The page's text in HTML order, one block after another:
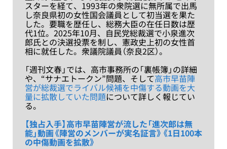
スターを経て、1993年の衆院選に無所属で出馬
し奈良県初の女性国会議員として初当選を果た
した。要職を歴任し、総務大臣の在任日数は歴
代1位。2025年10月、自民党総裁選で小泉進次
郎氏との決選投票を制し、憲政史上初の女性首
相に就任した。衆議院議員（奈良2区）。
「週刊文春」では、高市事務所の「裏帳簿」の詳細
や、“サナエトークン”問題、そして高市早苗陣
営が総裁選でライバル候補を中傷する動画を大
量に拡散していた問題について詳しく報じてい
る。
【独占入手】高市早苗陣営が流した「進次郎は無
能」動画《陣営のメンバーが実名証言》《1日100本
の中傷動画を拡散》